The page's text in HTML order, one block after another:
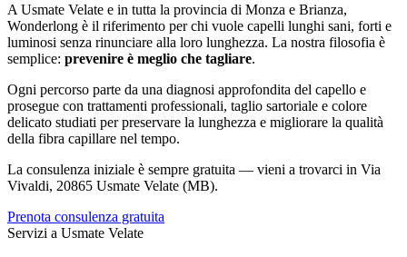
A Usmate Velate e in tutta la provincia di Monza e Brianza,
Wonderlong è il riferimento per chi vuole capelli lunghi sani, forti e
luminosi senza rinunciare alla loro lunghezza. La nostra filosofia è
semplice: prevenire è meglio che tagliare.
Ogni percorso parte da una diagnosi approfondita del capello e
prosegue con trattamenti professionali, taglio sartoriale e colore
delicato studiati per preservare la lunghezza e migliorare la qualità
della fibra capillare nel tempo.
La consulenza iniziale è sempre gratuita — vieni a trovarci in Via
Vivaldi, 20865 Usmate Velate (MB).
Prenota consulenza gratuita
Servizi a Usmate Velate